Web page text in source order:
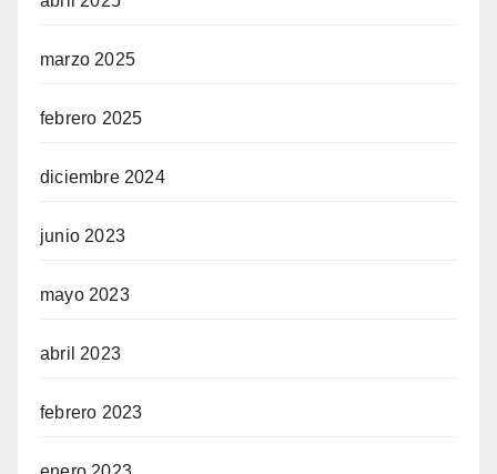
marzo 2025
febrero 2025
diciembre 2024
junio 2023
mayo 2023
abril 2023
febrero 2023